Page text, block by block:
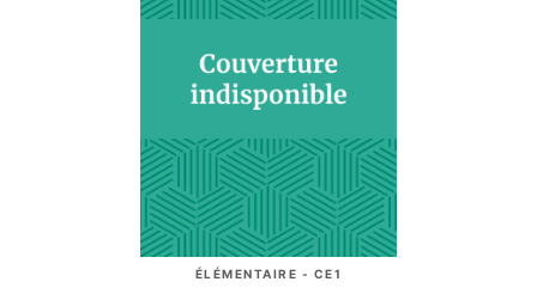
ÉLÉMENTAIRE - CE1